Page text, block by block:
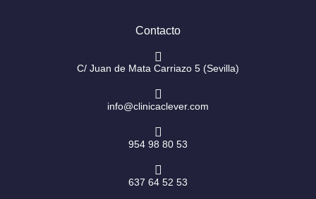
r
o
f
Contacto
C/ Juan de Mata Carriazo 5 (Sevilla)
info@clinicaclever.com
954 98 80 53
637 64 52 53